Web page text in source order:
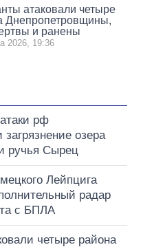
атаковали четыре
Днепропетровщины,
и ранены
2026, 19:36
рф
озера
ручья Сырец
Лейпцига
радар
с БПЛА
четыре района